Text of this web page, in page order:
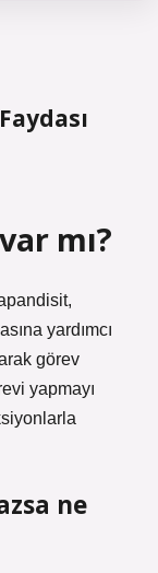
mı?
yardımcı
görev
yapmayı
ne